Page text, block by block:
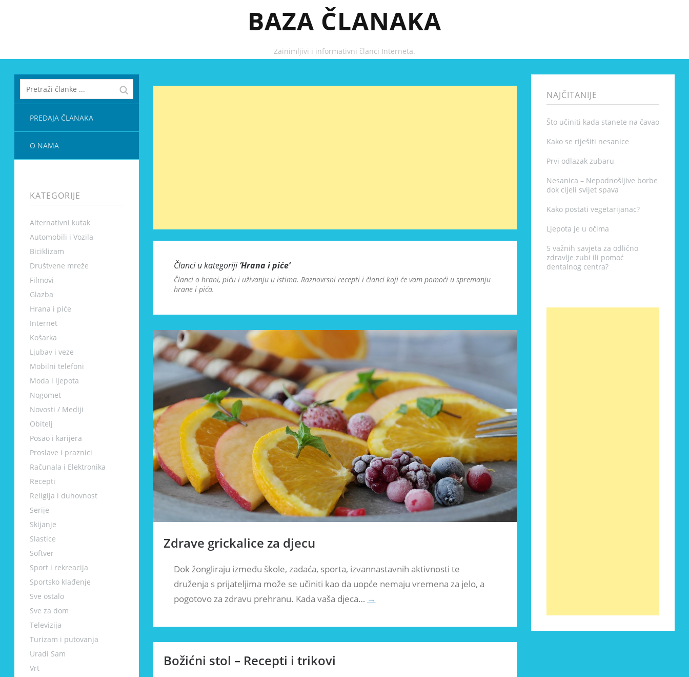
BAZA ČLANAKA
Zainimljivi i informativni članci Interneta.
PREDAJA ČLANAKA
O NAMA
KATEGORIJE
Alternativni kutak
Automobili i Vozila
Biciklizam
Društvene mreže
Filmovi
Glazba
Hrana i piće
Internet
Košarka
Ljubav i veze
Mobilni telefoni
Moda i ljepota
Nogomet
Novosti / Mediji
Obitelj
Posao i karijera
Proslave i praznici
Računala i Elektronika
Recepti
Religija i duhovnost
Serije
Skijanje
Slastice
Softver
Sport i rekreacija
Sportsko klađenje
Sve ostalo
Sve za dom
Televizija
Turizam i putovanja
Uradi Sam
Vrt
Članci u kategoriji‘Hrana i piće’
Članci o hrani, piću i uživanju u istima. Raznovrsni recepti i članci koji će vam pomoći u spremanju
hrane i pića.
Zdrave grickalice za djecu
Dok žongliraju između škole, zadaća, sporta, izvannastavnih aktivnosti te
druženja s prijateljima može se učiniti kao da uopće nemaju vremena za jelo, a
pogotovo za zdravu prehranu. Kada vaša djeca… →
Božićni stol – Recepti i trikovi
NAJČITANIJE
Što učiniti kada stanete na čavao
Kako se riješiti nesanice
Prvi odlazak zubaru
Nesanica – Nepodnošljive borbe
dok cijeli svijet spava
Kako postati vegetarijanac?
Ljepota je u očima
5 važnih savjeta za odlično
zdravlje zubi ili pomoć
dentalnog centra?